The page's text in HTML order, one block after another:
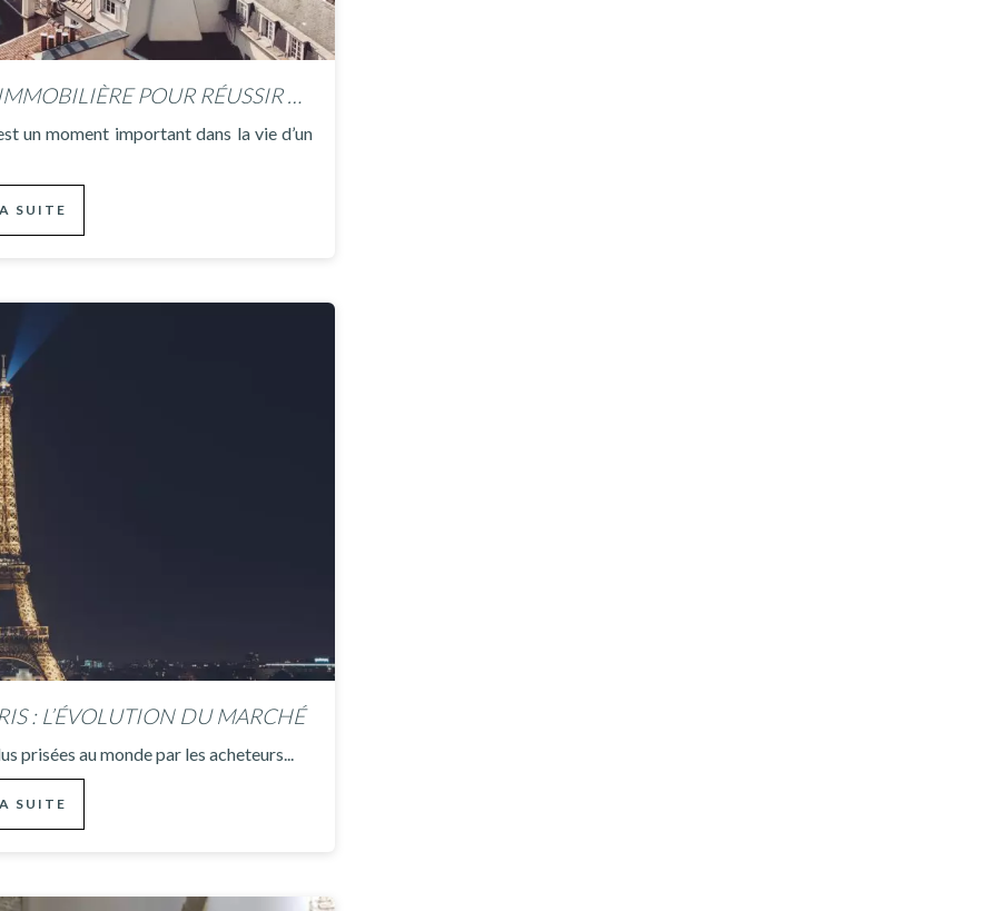
FAITES APPEL À UNE AGENCE IMMOBILIÈRE POUR RÉUSSIR VOTRE ACHAT D’APPARTEMENT
un moment important dans la vie d’un
SUITE
: L’ÉVOLUTION DU MARCHÉ
prisées au monde par les acheteurs...
SUITE